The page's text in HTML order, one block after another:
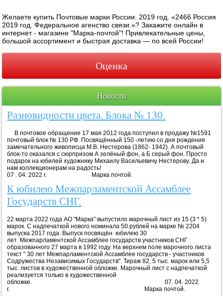
Желаете купить Почтовые марки России. 2019 год. «2466 Россия
2019 год. Федеральное агенство связи.»? Закажите онлайн в
интернет - магазине "Марка-почтой"! Привлекательные цены,
большой ассортимент и быстрая доставка — по всей России!
Оценка
Новости
Разновидности цвета. Блока № 130.
В почтовое обращение 17 мая 2012 года поступил в продажу №1591
почтовый блок № 130 РФ. Посвящённый 150 -летию со дня рождения
замечательного живописца М.В. Нестерова (1862- 1942). А почтовый
блок-то оказался с сюрпризом А зелёный фон, а Б серый фон. Просто
подарок на юбилей художнику Михаилу Васильевичу Нестерову. Да и
нам коллекционерам на радость!
07 . 04. 2022 г. Марка почтой.
К юбилею Межпарламентской Ассамблее
Государств СНГ.
22 марта 2022 года АО "Марка" выпустило марочный лист из 15 (3 * 5)
марок. С надпечаткой нового номинала 50 рублей на марке № 2204
выпуска 2017 года. Выпуск посвящён юбилею 30
лет Межпарламентской Ассамблее государств участников СНГ
образованного 27 марта в 1992 году. На верхнем поле марочного листа
текст " 30 лет Межпарламентской Ассамблее государств - участников
Содружества Независимых Государств". Тираж 82, 5 тыс. марок или 5,5
тыс. листов в художественной обложке. Марочный лист с надпечаткой
реализуется только в художественной
обложке. 07. 04. 2022
г. Марка почтой.